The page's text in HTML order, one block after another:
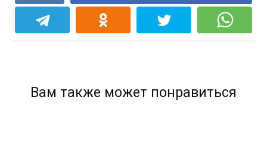
Вам также может понравиться